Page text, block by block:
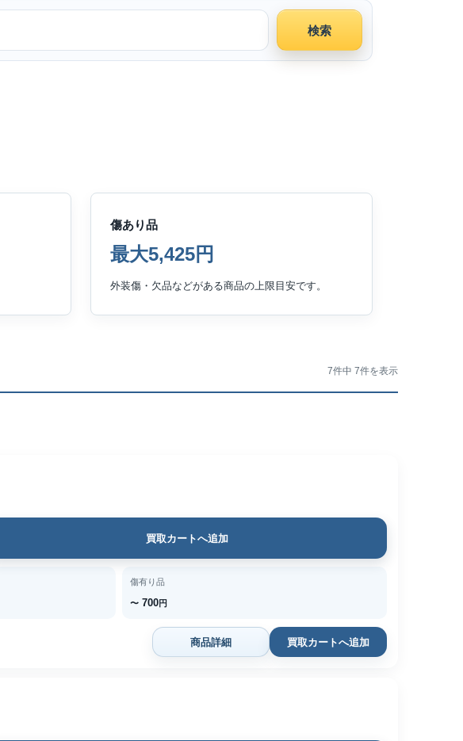
検索
傷あり品
最大5,425円
外装傷・欠品などがある商品の上限目安です。
7件中 7件を表示
買取カートへ追加
傷有り品
〜 700円
商品詳細 買取カートへ追加